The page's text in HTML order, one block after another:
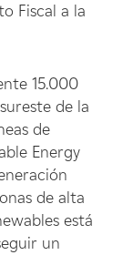
Fiscal a la
15.000
de la
de
Energy
de alta
está
un